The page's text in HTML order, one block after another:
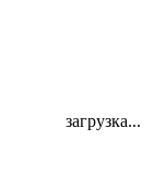
загрузка...